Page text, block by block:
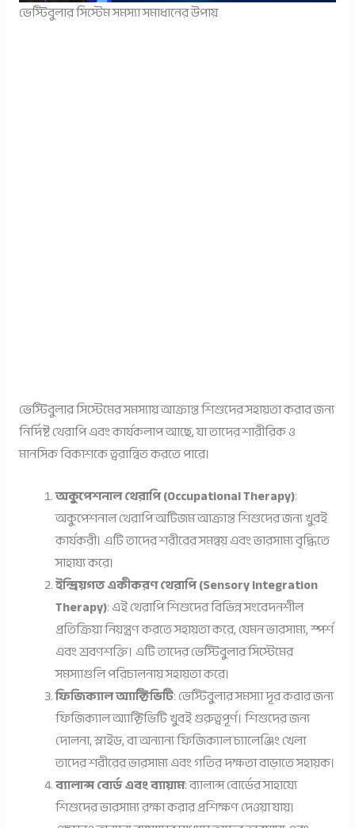
ভেস্টিবুলার সিস্টেম সমস্যা সমাধানের উপায়
ভেস্টিবুলার সিস্টেমের সমস্যায় আক্রান্ত শিশুদের সহায়তা করার জন্য
নির্দিষ্ট থেরাপি এবং কার্যকলাপ আছে, যা তাদের শারীরিক ও
মানসিক বিকাশকে ত্বরান্বিত করতে পারে।
অকুপেশনাল থেরাপি (Occupational Therapy):
অকুপেশনাল থেরাপি অটিজম আক্রান্ত শিশুদের জন্য খুবই
কার্যকরী। এটি তাদের শরীরের সমন্বয় এবং ভারসাম্য বৃদ্ধিতে
সাহায্য করে।
ইন্দ্রিয়গত একীকরণ থেরাপি (Sensory Integration
Therapy): এই থেরাপি শিশুদের বিভিন্ন সংবেদনশীল
প্রতিক্রিয়া নিয়ন্ত্রণ করতে সহায়তা করে, যেমন ভারসাম্য, স্পর্শ
এবং শ্রবণশক্তি। এটি তাদের ভেস্টিবুলার সিস্টেমের
সমস্যাগুলি পরিচালনায় সহায়তা করে।
ফিজিক্যাল অ্যাক্টিভিটি: ভেস্টিবুলার সমস্যা দূর করার জন্য
ফিজিক্যাল অ্যাক্টিভিটি খুবই গুরুত্বপূর্ণ। শিশুদের জন্য
দোলনা, স্লাইড, বা অন্যান্য ফিজিক্যাল চ্যালেঞ্জিং খেলা
তাদের শরীরের ভারসাম্য এবং গতির দক্ষতা বাড়াতে সহায়ক।
ব্যালান্স বোর্ড এবং ব্যায়াম: ব্যালান্স বোর্ডের সাহায্যে
শিশুদের ভারসাম্য রক্ষা করার প্রশিক্ষণ দেওয়া যায়।